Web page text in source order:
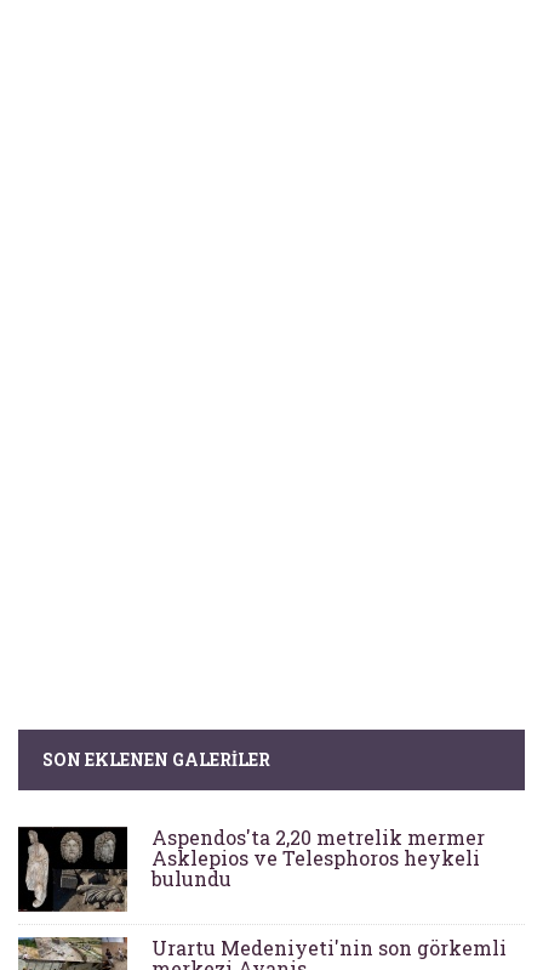
SON EKLENEN GALERILER
Aspendos'ta 2,20 metrelik mermer
Asklepios ve Telesphoros heykeli
bulundu
Urartu Medeniyeti'nin son görkemli